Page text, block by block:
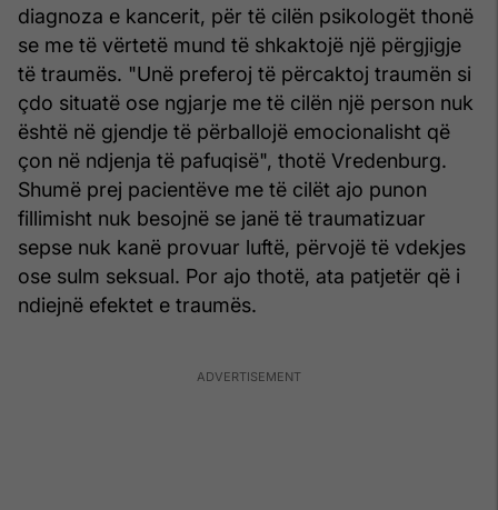
diagnoza e kancerit, për të cilën psikologët thonë
se me të vërtetë mund të shkaktojë një përgjigje
të traumës. "Unë preferoj të përcaktoj traumën si
çdo situatë ose ngjarje me të cilën një person nuk
është në gjendje të përballojë emocionalisht që
çon në ndjenja të pafuqisë", thotë Vredenburg.
Shumë prej pacientëve me të cilët ajo punon
fillimisht nuk besojnë se janë të traumatizuar
sepse nuk kanë provuar luftë, përvojë të vdekjes
ose sulm seksual. Por ajo thotë, ata patjetër që i
ndiejnë efektet e traumës.